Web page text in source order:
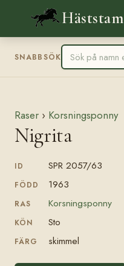
Häststam
SNABBSÖK
Raser › Korsningsponny
Nigrita
ID SPR 2057/63
FÖDD 1963
RAS Korsningsponny
KÖN Sto
FÄRG skimmel